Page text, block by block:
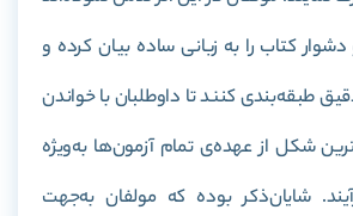
کتاب را به زبانی ساده بیان کرده و
طبقه‌بندی کنند تا داوطلبان با خواندن
شکل از عهده‌ی تمام آزمون‌ها به‌ویژه
شایان‌ذکر بوده که مولفان به‌جهت